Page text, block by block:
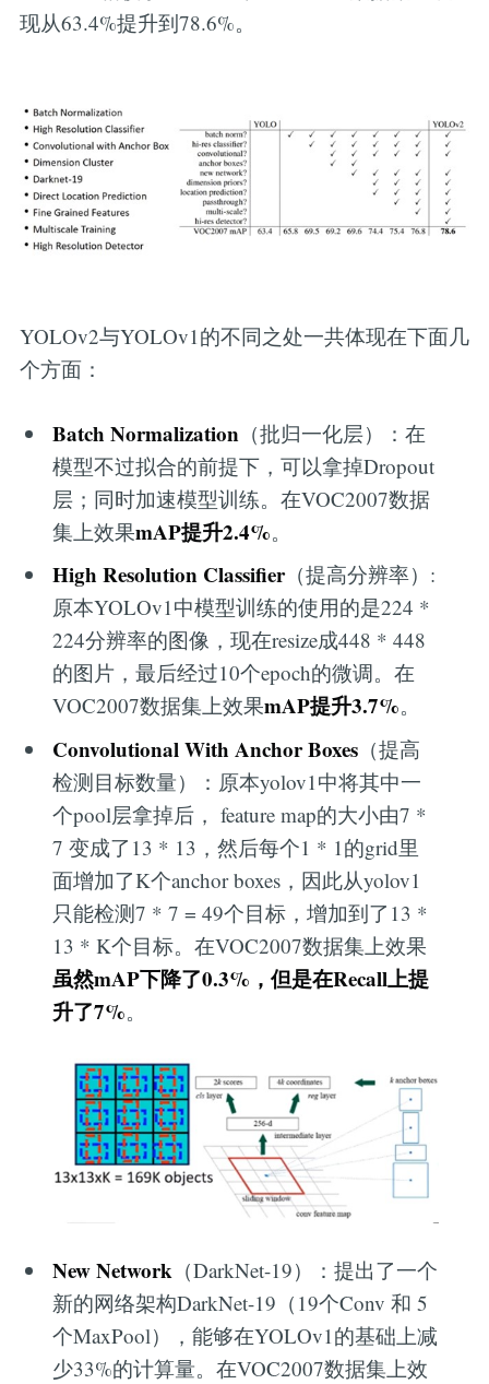
现从63.4%提升到78.6%。
YOLOv2与YOLOv1的不同之处一共体现在下面几
个方面：
Batch Normalization （批归一化层）：在
模型不过拟合的前提下，可以拿掉Dropout
层；同时加速模型训练。在VOC2007数据
集上效果mAP提升2.4%。
High Resolution Classifier（提高分辨率）:
原本YOLOv1中模型训练的使用的是224 *
224分辨率的图像，现在resize成448 * 448
的图片，最后经过10个epoch的微调。在
VOC2007数据集上效果mAP提升3.7%。
Convolutional With Anchor Boxes （提高
检测目标数量）：原本yolov1中将其中一
个pool层拿掉后， feature map的大小由7 *
7 变成了13 * 13，然后每个1 * 1的grid里
面增加了K个anchor boxes，因此从yolov1
只能检测7 * 7 = 49个目标，增加到了13 *
13 * K个目标。在VOC2007数据集上效果
虽然mAP下降了0.3%，但是在Recall上提
升了7%。
New Network （DarkNet-19）：提出了一个
新的网络架构DarkNet-19（19个Conv 和 5
个MaxPool），能够在YOLOv1的基础上减
少33%的计算量。在VOC2007数据集上效